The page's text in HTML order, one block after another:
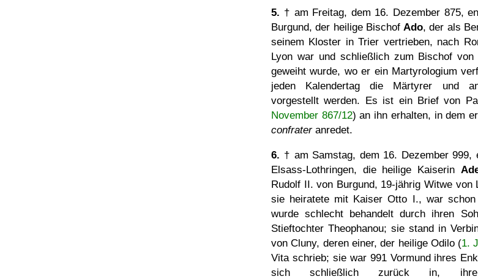
5. † am Freitag, dem 16. Dezember 875,
Burgund, der heilige Bischof Ado, der als
seinem Kloster in Trier vertrieben, nach
Lyon war und schließlich zum Bischof von
geweiht wurde, wo er ein Martyrologium
jeden Kalendertag die Märtyrer und
vorgestellt werden. Es ist ein Brief von
November 867/12) an ihn erhalten, in dem
confrateranredet.
6. † am Samstag, dem 16. Dezember 999,
Elsass-Lothringen, die heilige Kaiserin
Rudolf II. von Burgund, 19-jährig Witwe von
sie heiratete mit Kaiser Otto I., war schon
wurde schlecht behandelt durch ihren
Stieftochter Theophanou; sie stand in
von Cluny, deren einer, der heilige Odilo (1.
Vita schrieb; sie war 991 Vormund ihres
sich schließlich zurück in,